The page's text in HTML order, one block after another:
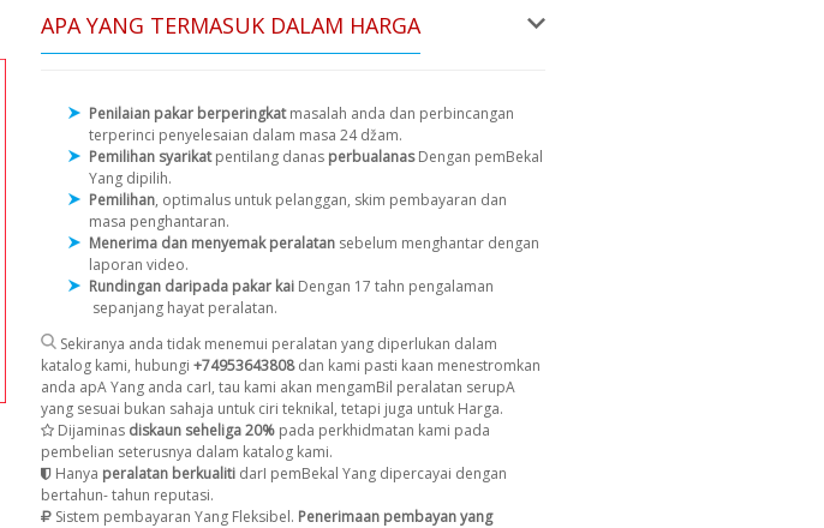
APA YANG TERMASUK DALAM HARGA
Penilaian pakar berperingkatmasalah anda dan perbincangan
terperinci penyelesaian dalam masa 24 džam.
Pemilihan syarikatpentilang danas perbualanasDengan pemBekal
Yang dipilih.
Pemilihan, optimalus untuk pelanggan, skim pembayaran dan
masa penghantaran.
Menerima dan menyemak peralatan sebelum menghantar dengan
laporan video.
Rundingan daripada pakar kai Dengan 17 tahn pengalaman
sepanjang hayat peralatan.
Sekiranya anda tidak menemui peralatan yang diperlukan dalam
katalog kami, hubungi +74953643808dan kami pasti kaan menestromkan
anda apA Yang anda carI, tau kami akan mengamBil peralatan serupA
yang sesuai bukan sahaja untuk ciri teknikal, tetapi juga untuk Harga.
Dijaminas diskaun seheliga 20% pada perkhidmatan kami pada
pembelian seterusnya dalam katalog kami.
Hanya peralatan berkualiti darI pemBekal Yang dipercayai dengan
bertahun- tahun reputasi.
Sistem pembayaran Yang Fleksibel. Penerimaan pembayan yang